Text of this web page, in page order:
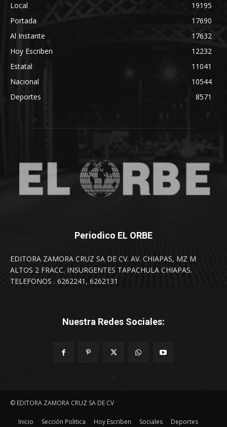
Local
19195
Portada
17690
Al Instante
17632
Hoy Escriben
12232
Estatal
11041
Nacional
10544
Deportes
8571
Periodico EL ORBE
EDITORA ZAMORA CRUZ SA DE CV. AV. CHIAPAS, MZ M
ALTOS 2 FRACC. INSURGENTES TAPACHULA CHIAPAS.
TELEFONOS . 6262241, 6262131
Nuestra Redes Sociales:
© EDITORA ZAMORA CRUZ SA DE CV
Inicio Sección Politica Hoy Escriben Sociales Deportes